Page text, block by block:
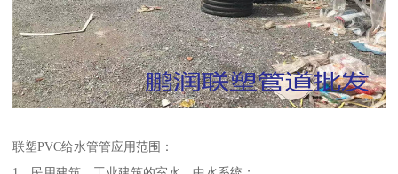
联塑PVC给水管管应用范围：